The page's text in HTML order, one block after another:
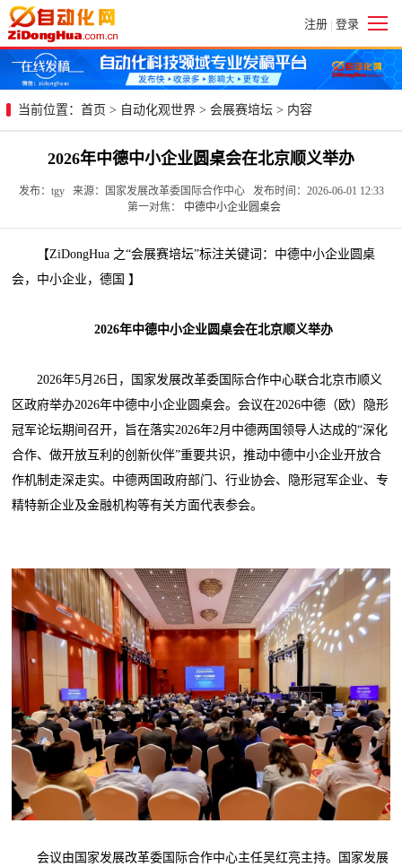
注册 | 登录
当前位置： 首页 > 自动化观世界 > 会展赛培坛 > 内容
2026年中德中小企业圆桌会在北京顺义举办
发布：tgy 来源：国家发展改革委国际合作中心 发布时间：2026-06-01 12:33
第一对焦：
中德中小企业圆桌会
【ZiDongHua 之“会展赛培坛”标注关键词：中德中小企业圆桌
会，中小企业，德国 】
2026年中德中小企业圆桌会在北京顺义举办
2026年5月26日，国家发展改革委国际合作中心联合北京市顺义
区政府举办2026年中德中小企业圆桌会。会议在2026中德（欧）隐形
冠军论坛期间召开，旨在落实2026年2月中德两国领导人达成的“深化
合作、做开放互利的创新伙伴”重要共识，推动中德中小企业开放合
作机制走深走实。中德两国政府部门、行业协会、隐形冠军企业、专
精特新企业及金融机构等有关方面代表参会。
会议由国家发展改革委国际合作中心主任吴红亮主持。国家发展